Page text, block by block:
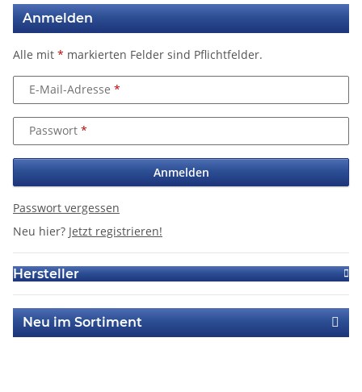
Anmelden
Alle mit * markierten Felder sind Pflichtfelder.
E-Mail-Adresse
Passwort
Anmelden
Passwort vergessen
Neu hier? Jetzt registrieren!
Hersteller
Neu im Sortiment